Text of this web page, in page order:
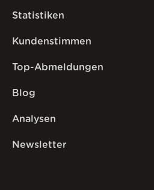
Statistiken
Kundenstimmen
Top-Abmeldungen
Blog
Analysen
Newsletter